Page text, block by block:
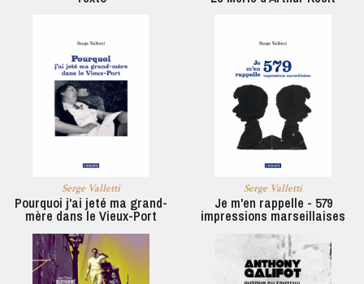
Serge Valletti
Pourquoi j'ai jeté ma grand-
mère dans le Vieux-Port
Serge Valletti
Je m'en rappelle - 579
impressions marseillaises